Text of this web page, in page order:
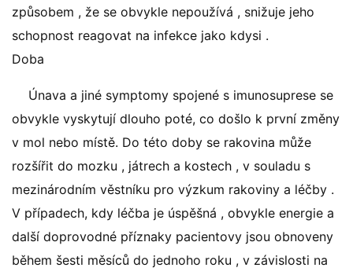
způsobem , že se obvykle nepoužívá , snižuje jeho
schopnost reagovat na infekce jako kdysi .
Doba
Únava a jiné symptomy spojené s imunosuprese se
obvykle vyskytují dlouho poté, co došlo k první změny
v mol nebo místě. Do této doby se rakovina může
rozšířit do mozku , játrech a kostech , v souladu s
mezinárodním věstníku pro výzkum rakoviny a léčby .
V případech, kdy léčba je úspěšná , obvykle energie a
další doprovodné příznaky pacientovy jsou obnoveny
během šesti měsíců do jednoho roku , v závislosti na